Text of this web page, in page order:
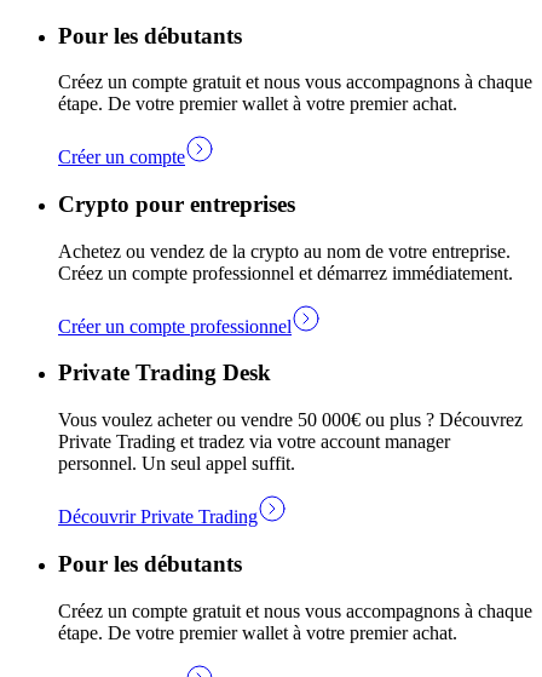
Pour les débutants
Créez un compte gratuit et nous vous accompagnons à chaque
étape. De votre premier wallet à votre premier achat.
Créer un compte
Crypto pour entreprises
Achetez ou vendez de la crypto au nom de votre entreprise.
Créez un compte professionnel et démarrez immédiatement.
Créer un compte professionnel
Private Trading Desk
Vous voulez acheter ou vendre 50 000€ ou plus ? Découvrez
Private Trading et tradez via votre account manager
personnel. Un seul appel suffit.
Découvrir Private Trading
Pour les débutants
Créez un compte gratuit et nous vous accompagnons à chaque
étape. De votre premier wallet à votre premier achat.